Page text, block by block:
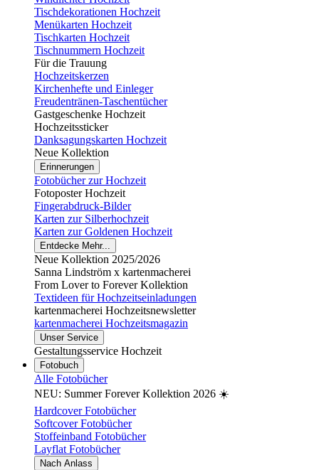
Tischdekorationen Hochzeit
Menükarten Hochzeit
Tischkarten Hochzeit
Tischnummern Hochzeit
Für die Trauung
Hochzeitskerzen
Kirchenhefte und Einleger
Freudentränen-Taschentücher
Gastgeschenke Hochzeit
Hochzeitssticker
Danksagungskarten Hochzeit
Neue Kollektion
Erinnerungen
Fotobücher zur Hochzeit
Fotoposter Hochzeit
Fingerabdruck-Bilder
Karten zur Silberhochzeit
Karten zur Goldenen Hochzeit
Entdecke Mehr...
Neue Kollektion 2025/2026
Sanna Lindström x kartenmacherei
From Lover to Forever Kollektion
Textideen für Hochzeitseinladungen
kartenmacherei Hochzeitsnewsletter
kartenmacherei Hochzeitsmagazin
Unser Service
Gestaltungsservice Hochzeit
Fotobuch
Alle Fotobücher
NEU: Summer Forever Kollektion 2026 ☀️
Hardcover Fotobücher
Softcover Fotobücher
Stoffeinband Fotobücher
Layflat Fotobücher
Nach Anlass